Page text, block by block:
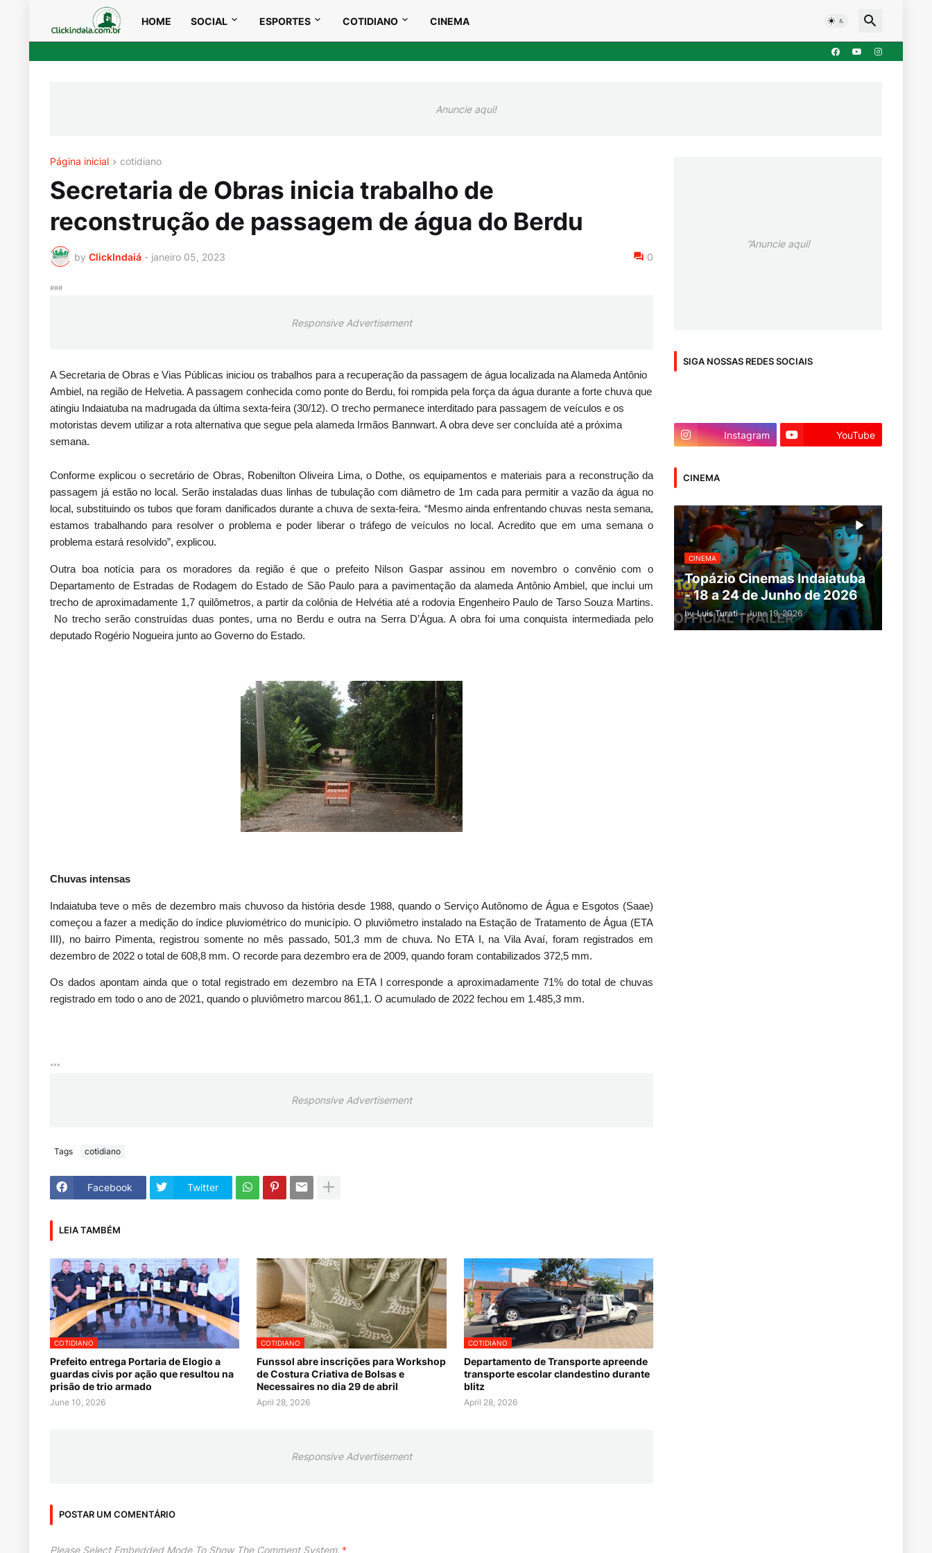
HOME SOCIAL ESPORTES COTIDIANO CINEMA
Anuncie aqui!
Página inicial cotidiano
Secretaria de Obras inicia trabalho de
reconstrução de passagem de água do Berdu
by ClickIndaiá - janeiro 05, 2023 0
###
Responsive Advertisement
A Secretaria de Obras e Vias Públicas iniciou os trabalhos para a recuperação da passagem de água localizada na Alameda Antônio
Ambiel, na região de Helvetia. A passagem conhecida como ponte do Berdu, foi rompida pela força da água durante a forte chuva que
atingiu Indaiatuba na madrugada da última sexta-feira (30/12). O trecho permanece interditado para passagem de veículos e os
motoristas devem utilizar a rota alternativa que segue pela alameda Irmãos Bannwart. A obra deve ser concluída até a próxima
semana.
Conforme explicou o secretário de Obras, Robenilton Oliveira Lima, o Dothe, os equipamentos e materiais para a reconstrução da
passagem já estão no local. Serão instaladas duas linhas de tubulação com diâmetro de 1m cada para permitir a vazão da água no
local, substituindo os tubos que foram danificados durante a chuva de sexta-feira. “Mesmo ainda enfrentando chuvas nesta semana,
estamos trabalhando para resolver o problema e poder liberar o tráfego de veículos no local. Acredito que em uma semana o
problema estará resolvido”, explicou.
Outra boa notícia para os moradores da região é que o prefeito Nilson Gaspar assinou em novembro o convênio com o
Departamento de Estradas de Rodagem do Estado de São Paulo para a pavimentação da alameda Antônio Ambiel, que inclui um
trecho de aproximadamente 1,7 quilômetros, a partir da colônia de Helvétia até a rodovia Engenheiro Paulo de Tarso Souza Martins.
No trecho serão construídas duas pontes, uma no Berdu e outra na Serra D’Água. A obra foi uma conquista intermediada pelo
deputado Rogério Nogueira junto ao Governo do Estado.
Chuvas intensas
Indaiatuba teve o mês de dezembro mais chuvoso da história desde 1988, quando o Serviço Autônomo de Água e Esgotos (Saae)
começou a fazer a medição do índice pluviométrico do município. O pluviômetro instalado na Estação de Tratamento de Água (ETA
III), no bairro Pimenta, registrou somente no mês passado, 501,3 mm de chuva. No ETA I, na Vila Avaí, foram registrados em
dezembro de 2022 o total de 608,8 mm. O recorde para dezembro era de 2009, quando foram contabilizados 372,5 mm.
Os dados apontam ainda que o total registrado em dezembro na ETA I corresponde a aproximadamente 71% do total de chuvas
registrado em todo o ano de 2021, quando o pluviômetro marcou 861,1. O acumulado de 2022 fechou em 1.485,3 mm.
***
Responsive Advertisement
Tags cotidiano
Facebook Twitter
LEIA TAMBÉM
COTIDIANO
Prefeito entrega Portaria de Elogio a
guardas civis por ação que resultou na
prisão de trio armado
June 10, 2026
COTIDIANO
Funssol abre inscrições para Workshop
de Costura Criativa de Bolsas e
Necessaires no dia 29 de abril
April 28, 2026
COTIDIANO
Departamento de Transporte apreende
transporte escolar clandestino durante
blitz
April 28, 2026
Responsive Advertisement
POSTAR UM COMENTÁRIO
Please Select Embedded Mode To Show The Comment System. *
”Anuncie aqui!
SIGA NOSSAS REDES SOCIAIS
Instagram YouTube
CINEMA
CINEMA
Topázio Cinemas Indaiatuba
- 18 a 24 de Junho de 2026
by Luis Turati - June 19, 2026